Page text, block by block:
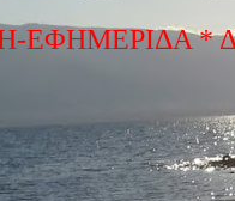
ΕΦΗΜΕΡΙΔΑ *